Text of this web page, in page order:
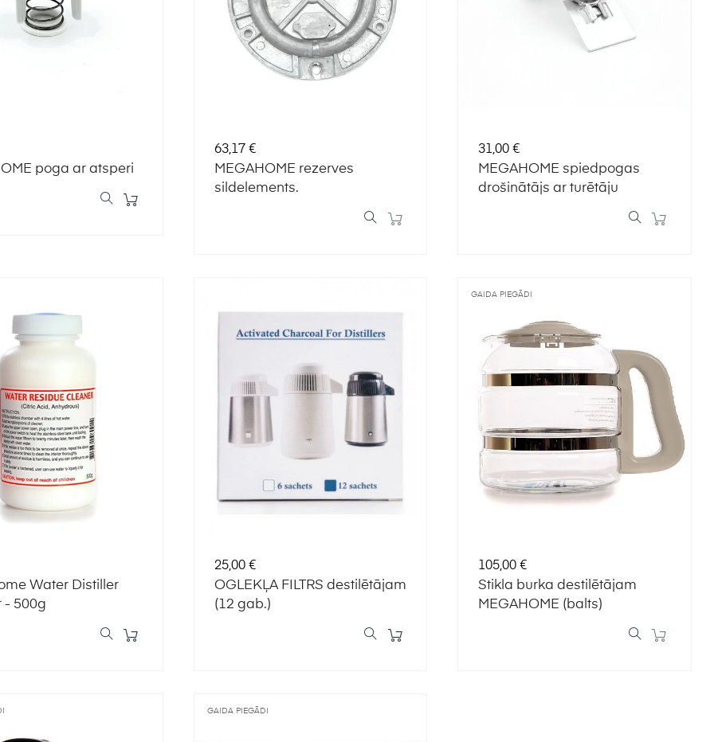
poga ar atsperi
Cena
63,17 €
MEGAHOME rezerves
sildelements.
Cena
31,00 €
MEGAHOME spiedpogas
drošinātājs ar turētāju
Water Distiller
- 500g
Cena
25,00 €
OGLEKĻA FILTRS destilētājam
(12 gab.)
GAIDA PIEGĀDI
Cena
105,00 €
Stikla burka destilētājam
MEGAHOME (balts)
GAIDA PIEGĀDI